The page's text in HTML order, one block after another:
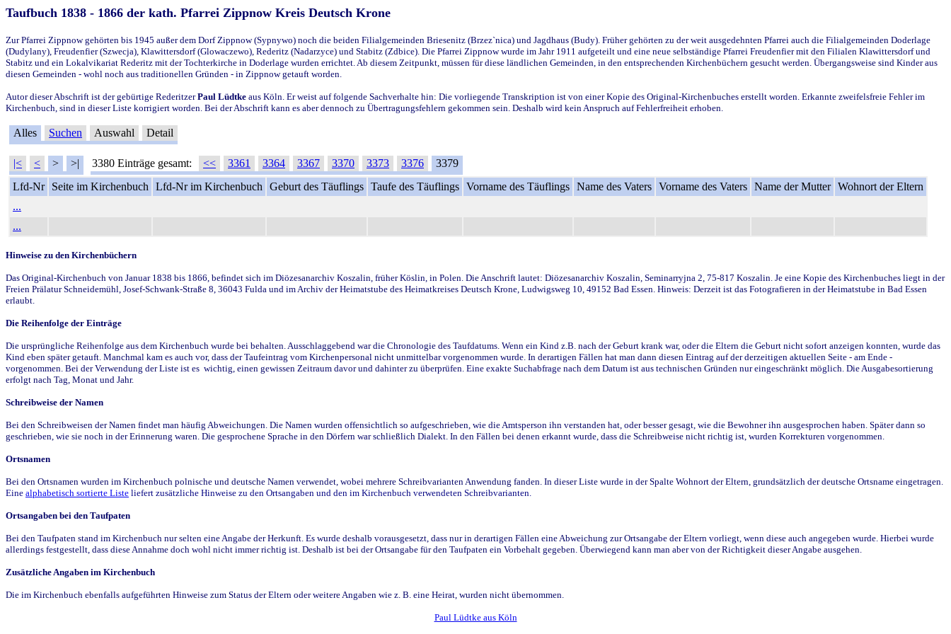
Taufbuch 1838 - 1866 der kath. Pfarrei Zippnow Kreis Deutsch Krone
Zur Pfarrei Zippnow gehörten bis 1945 außer dem Dorf Zippnow (Sypnywo) noch die beiden Filialgemeinden Briesenitz (Brzez`nica) und Jagdhaus (Budy). Früher gehörten zu der weit ausgedehnten Pfarrei auch die Filialgemeinden Doderlage
(Dudylany), Freudenfier (Szwecja), Klawittersdorf (Glowaczewo), Rederitz (Nadarzyce) und Stabitz (Zdbice). Die Pfarrei Zippnow wurde im Jahr 1911 aufgeteilt und eine neue selbständige Pfarrei Freudenfier mit den Filialen Klawittersdorf und
Stabitz und ein Lokalvikariat Rederitz mit der Tochterkirche in Doderlage wurden errichtet. Ab diesem Zeitpunkt, müssen für diese ländlichen Gemeinden, in den entsprechenden Kirchenbüchern gesucht werden. Übergangsweise sind Kinder aus
diesen Gemeinden - wohl noch aus traditionellen Gründen - in Zippnow getauft worden.
Autor dieser Abschrift ist der gebürtige RederitzerPaul Lüdtke aus Köln. Er weist auf folgende Sachverhalte hin: Die vorliegende Transkription ist von einer Kopie des Original-Kirchenbuches erstellt worden. Erkannte zweifelsfreie Fehler im
Kirchenbuch, sind in dieser Liste korrigiert worden. Bei der Abschrift kann es aber dennoch zu Übertragungsfehlern gekommen sein. Deshalb wird kein Anspruch auf Fehlerfreiheit erhoben.
Alles Suchen Auswahl Detail
|< < > >| 3380 Einträge gesamt: << 3361 3364 3367 3370 3373 3376
3379
Lfd-Nr
Seite im Kirchenbuch Lfd-Nr im Kirchenbuch Geburt des Täuflings Taufe des Täuflings Vorname des Täuflings Name des Vaters Vorname des Vaters Name der Mutter Wohnort der Eltern
...
...
Hinweise zu den Kirchenbüchern
Das Original-Kirchenbuch von Januar 1838 bis 1866, befindet sich im Diözesanarchiv Koszalin, früher Köslin, in Polen. Die Anschrift lautet: Diözesanarchiv Koszalin, Seminarryjna 2, 75-817 Koszalin. Je eine Kopie des Kirchenbuches liegt in der
Freien Prälatur Schneidemühl, Josef-Schwank-Straße 8, 36043 Fulda und im Archiv der Heimatstube des Heimatkreises Deutsch Krone, Ludwigsweg 10, 49152 Bad Essen. Hinweis: Derzeit ist das Fotografieren in der Heimatstube in Bad Essen
erlaubt.
Die Reihenfolge der Einträge
Die ursprüngliche Reihenfolge aus dem Kirchenbuch wurde bei behalten. Ausschlaggebend war die Chronologie des Taufdatums. Wenn ein Kind z.B. nach der Geburt krank war, oder die Eltern die Geburt nicht sofort anzeigen konnten, wurde das
Kind eben später getauft. Manchmal kam es auch vor, dass der Taufeintrag vom Kirchenpersonal nicht unmittelbar vorgenommen wurde. In derartigen Fällen hat man dann diesen Eintrag auf der derzeitigen aktuellen Seite - am Ende -
vorgenommen. Bei der Verwendung der Liste ist es wichtig, einen gewissen Zeitraum davor und dahinter zu überprüfen. Eine exakte Suchabfrage nach dem Datum ist aus technischen Gründen nur eingeschränkt möglich. Die Ausgabesortierung
erfolgt nach Tag, Monat und Jahr.
Schreibweise der Namen
Bei den Schreibweisen der Namen findet man häufig Abweichungen. Die Namen wurden offensichtlich so aufgeschrieben, wie die Amtsperson ihn verstanden hat, oder besser gesagt, wie die Bewohner ihn ausgesprochen haben. Später dann so
geschrieben, wie sie noch in der Erinnerung waren. Die gesprochene Sprache in den Dörfern war schließlich Dialekt. In den Fällen bei denen erkannt wurde, dass die Schreibweise nicht richtig ist, wurden Korrekturen vorgenommen.
Ortsnamen
Bei den Ortsnamen wurden im Kirchenbuch polnische und deutsche Namen verwendet, wobei mehrere Schreibvarianten Anwendung fanden. In dieser Liste wurde in der Spalte Wohnort der Eltern, grundsätzlich der deutsche Ortsname eingetragen.
Eine alphabetisch sortierte Liste liefert zusätzliche Hinweise zu den Ortsangaben und den im Kirchenbuch verwendeten Schreibvarianten.
Ortsangaben bei den Taufpaten
Bei den Taufpaten stand im Kirchenbuch nur selten eine Angabe der Herkunft. Es wurde deshalb vorausgesetzt, dass nur in derartigen Fällen eine Abweichung zur Ortsangabe der Eltern vorliegt, wenn diese auch angegeben wurde. Hierbei wurde
allerdings festgestellt, dass diese Annahme doch wohl nicht immer richtig ist. Deshalb ist bei der Ortsangabe für den Taufpaten ein Vorbehalt gegeben. Überwiegend kann man aber von der Richtigkeit dieser Angabe ausgehen.
Zusätzliche Angaben im Kirchenbuch
Die im Kirchenbuch ebenfalls aufgeführten Hinweise zum Status der Eltern oder weitere Angaben wie z. B. eine Heirat, wurden nicht übernommen.
Paul Lüdtke aus Köln